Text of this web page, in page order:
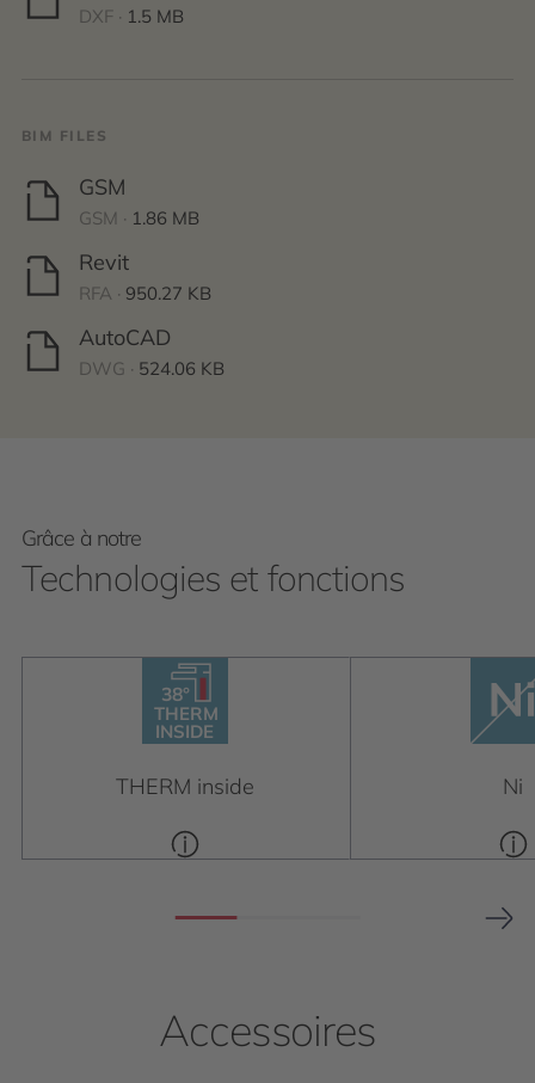
DXF · 1.5 MB
BIM FILES
GSM
GSM · 1.86 MB
Revit
RFA · 950.27 KB
AutoCAD
DWG · 524.06 KB
Grâce à notre
Technologies et fonctions
THERM
INSIDE
38°
THERM inside Ni
Accessoires